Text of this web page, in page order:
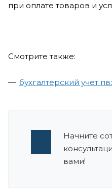
при оплате товаров и
Смотрите также:
бухгалтерский учет
Начните
вами!